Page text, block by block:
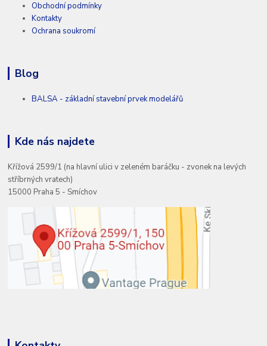
Obchodní podmínky
Kontakty
Ochrana soukromí
Blog
BALSA - základní stavební prvek modelářů
Kde nás najdete
Křížová 2599/1 (na hlavní ulici v zeleném baráčku - zvonek na levých
stříbrných vratech)
15000 Praha 5 - Smíchov